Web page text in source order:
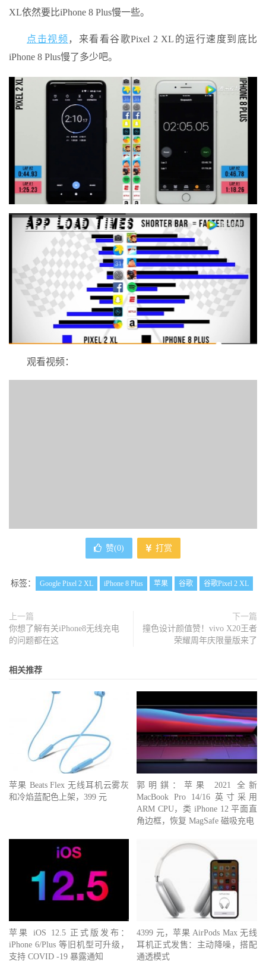
XL依然要比iPhone 8 Plus慢一些。
点击视频 ，来看看谷歌Pixel 2 XL的运行速度到底比
iPhone 8 Plus慢了多少吧。
观看视频：
赞(0) 打赏
标签： Google Pixel 2 XL iPhone 8 Plus 苹果 谷歌 谷歌Pixel 2 XL
上一篇
你想了解有关iPhone8无线充电
的问题都在这
下一篇
撞色设计颜值赞！vivo X20王者
荣耀周年庆限量版来了
相关推荐
苹果 Beats Flex 无线耳机云雾灰
和冷焰蓝配色上架，399 元
郭明錤：苹果 2021 全新
MacBook Pro 14/16 英寸采用
ARM CPU，类 iPhone 12 平面直
角边框，恢复 MagSafe 磁吸充电
苹果 iOS 12.5 正式版发布：
iPhone 6/Plus 等旧机型可升级，
支持 COVID -19 暴露通知
4399 元，苹果 AirPods Max 无线
耳机正式发售：主动降噪，搭配
通透模式